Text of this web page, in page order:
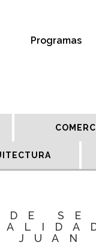
Programas
JUAN